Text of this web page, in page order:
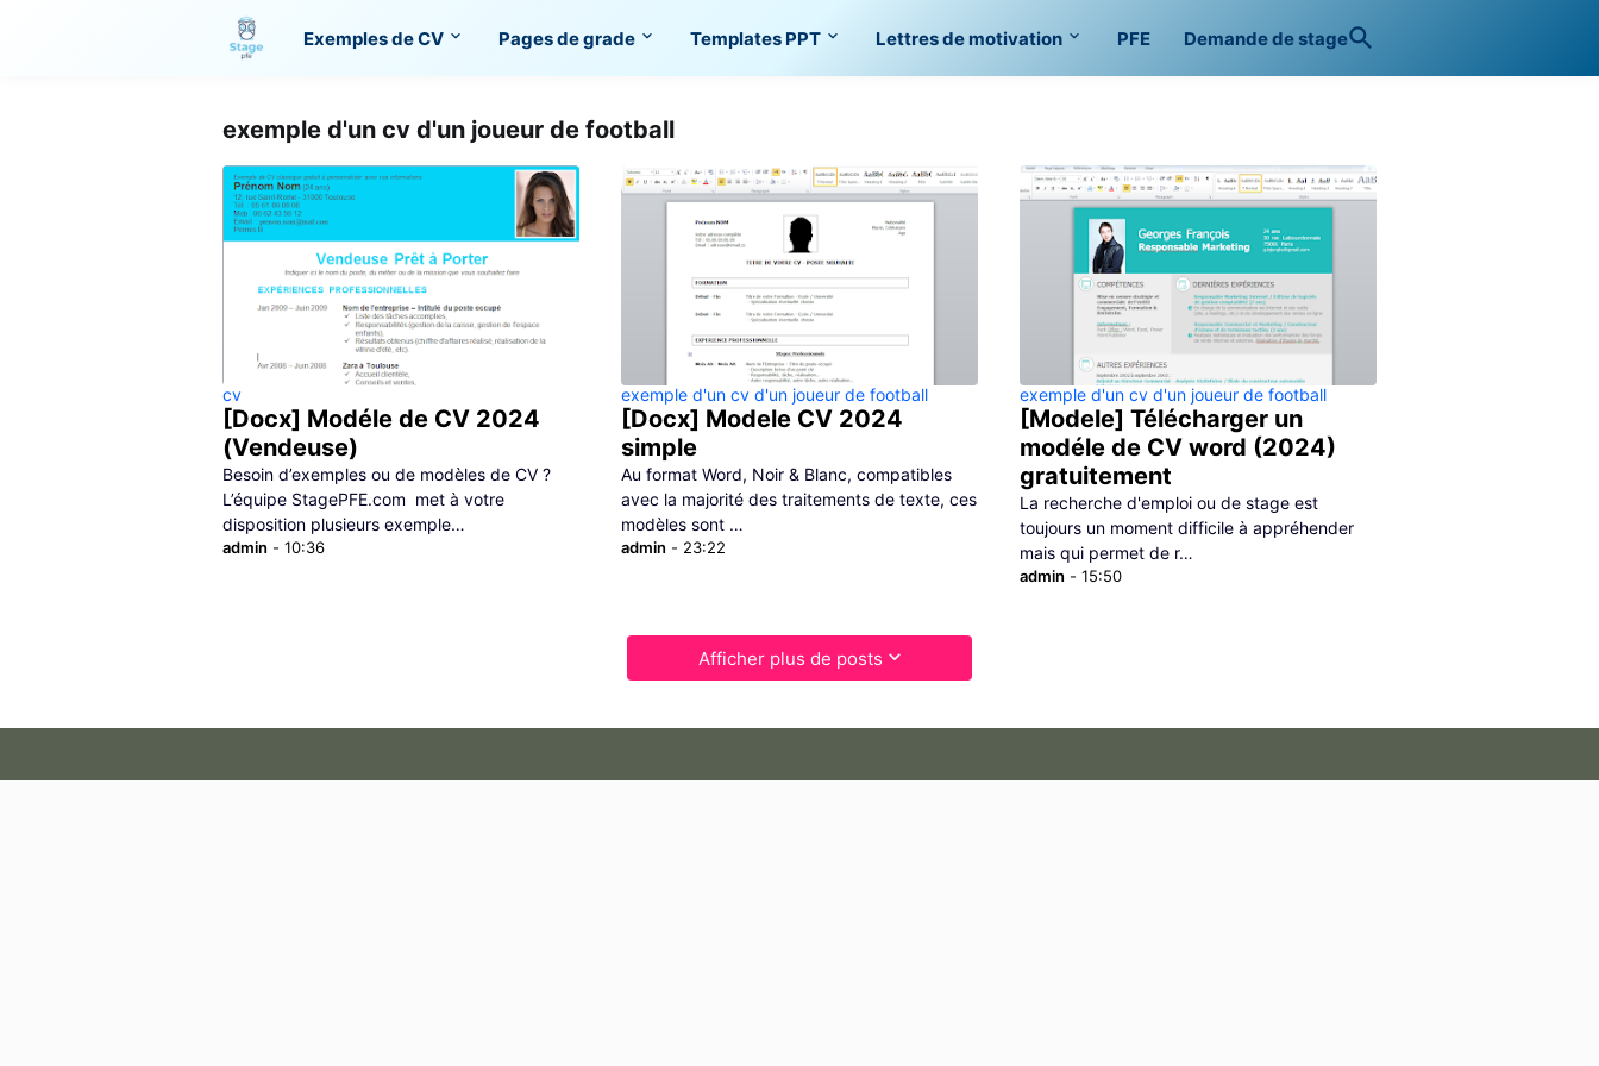
Exemples de CV Pages de grade Templates PPT Lettres de motivation PFE Demande de stage
exemple d'un cv d'un joueur de football
cv
[Docx] Modéle de CV 2024
(Vendeuse)
Besoin d’exemples ou de modèles de CV ?
L’équipe StagePFE.com met à votre
disposition plusieurs exemple…
admin - 10:36
exemple d'un cv d'un joueur de football
[Docx] Modele CV 2024
simple
Au format Word, Noir & Blanc, compatibles
avec la majorité des traitements de texte, ces
modèles sont …
admin - 23:22
exemple d'un cv d'un joueur de football
[Modele] Télécharger un
modéle de CV word (2024)
gratuitement
La recherche d'emploi ou de stage est
toujours un moment difficile à appréhender
mais qui permet de r…
admin - 15:50
Afficher plus de posts